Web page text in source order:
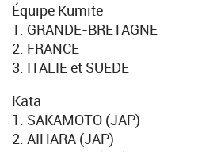
Équipe Kumite
1. GRANDE-BRETAGNE
2. FRANCE
3. ITALIE et SUEDE
Kata
1. SAKAMOTO (JAP)
2. AIHARA (JAP)